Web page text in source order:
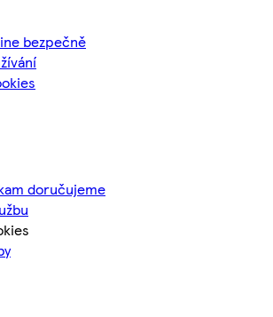
bezpečně
doručujeme